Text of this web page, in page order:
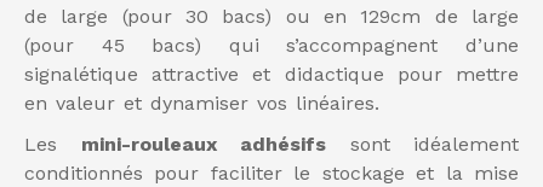
de large (pour 30 bacs) ou en 129cm de large
(pour 45 bacs) qui s’accompagnent d’une
signalétique attractive et didactique pour mettre
en valeur et dynamiser vos linéaires.
Les mini-rouleaux adhésifs sont idéalement
conditionnés pour faciliter le stockage et la mise